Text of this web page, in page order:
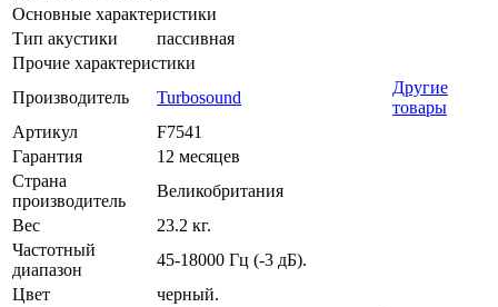
Основные характеристики
Тип акустики
пассивная
Прочие характеристики
Производитель
Turbosound
Другие
товары
Артикул
F7541
Гарантия
12 месяцев
Страна
производитель
Великобритания
Вес
23.2 кг.
Частотный
диапазон
45-18000 Гц (-3 дБ).
Цвет
черный.